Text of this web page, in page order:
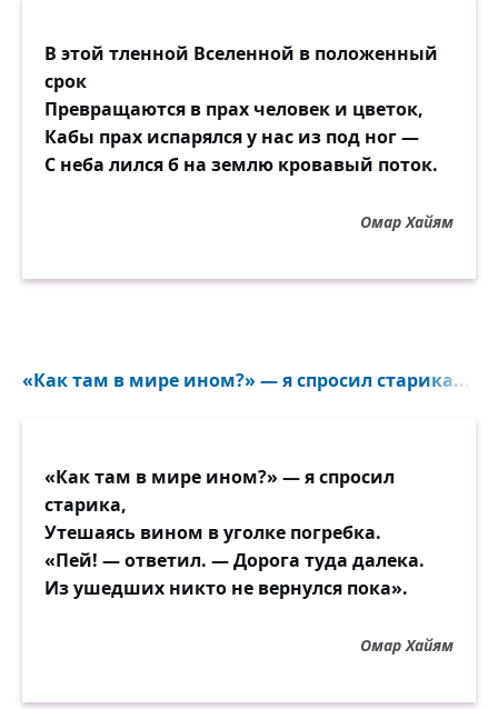
В этой тленной Вселенной в положенный
срок
Превращаются в прах человек и цветок,
Кабы прах испарялся у нас из под ног —
С неба лился б на землю кровавый поток.
Омар Хайям
«Как там в мире ином?» — я спросил старика...
«Как там в мире ином?» — я спросил
старика,
Утешаясь вином в уголке погребка.
«Пей! — ответил. — Дорога туда далека.
Из ушедших никто не вернулся пока».
Омар Хайям